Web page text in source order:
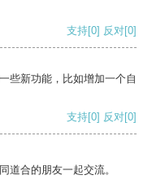
支持[0] 反对[0]
些新功能，比如增加一个自
支持[0] 反对[0]
道合的朋友一起交流。